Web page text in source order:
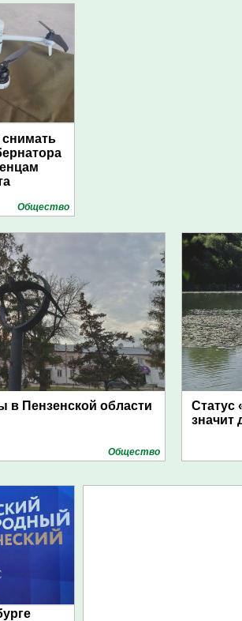
снимать
Общество
в Пензенской области
Общество
Статус
значит